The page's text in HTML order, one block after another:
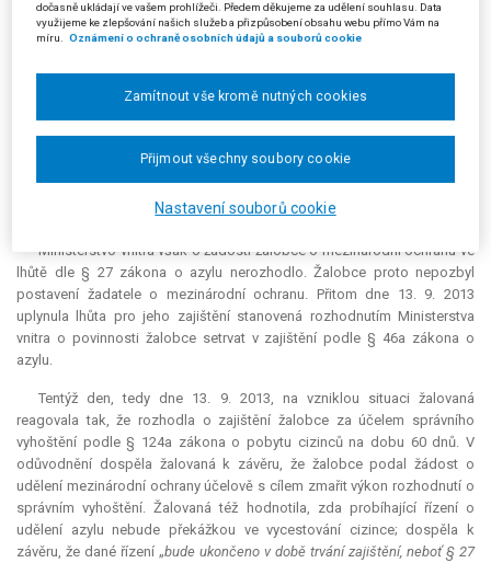
Tři dny nato, dne 13. 5. 2013, učinil žalobce prohlášení o mezinárodní
ochraně. Následně vydalo Ministerstvo vnitra, odbor azylové a migrační
cizinců podle § 46a odst. 1 písm. c) a § 46a odst. 2 zákona o azylu až
do vycestování, maximálně však do 13. 9. 2013.
přípisem ze dne 17. 5. 2013 o ukončení zajištění žalobce za účelem
které bylo vykonáváno na základě rozhodnutí ze dne 10. 5. 2013.
Ministerstvo vnitra však o žádosti žalobce o mezinárodní ochranu ve
lhůtě dle § 27 zákona o azylu nerozhodlo. Žalobce proto nepozbyl
postavení žadatele o mezinárodní ochranu. Přitom dne 13. 9. 2013
uplynula lhůta pro jeho zajištění stanovená rozhodnutím Ministerstva
vnitra o povinnosti žalobce setrvat v zajištění podle § 46a zákona o
azylu.
Tentýž den, tedy dne 13. 9. 2013, na vzniklou situaci žalovaná
reagovala tak, že rozhodla o zajištění žalobce za účelem správního
vyhoštění podle § 124a zákona o pobytu cizinců na dobu 60 dnů. V
odůvodnění dospěla žalovaná k závěru, že žalobce podal žádost o
udělení mezinárodní ochrany účelově s cílem zmařit výkon rozhodnutí o
správním vyhoštění. Žalovaná též hodnotila, zda probíhající řízení o
udělení azylu nebude překážkou ve vycestování cizince; dospěla k
závěru, že dané řízení „bude ukončeno v době trvání zajištění, neboť § 27
dočasně ukládají ve vašem prohlížeči. Předem děkujeme za udělení souhlasu. Data
využijeme ke zlepšování našich služeb a přizpůsobení obsahu webu přímo Vám na
míru. Oznámení o ochraně osobních údajů a souborů cookie
Nastavení souborů cookie
Zamítnout vše kromě nutných cookies
Přijmout všechny soubory cookie